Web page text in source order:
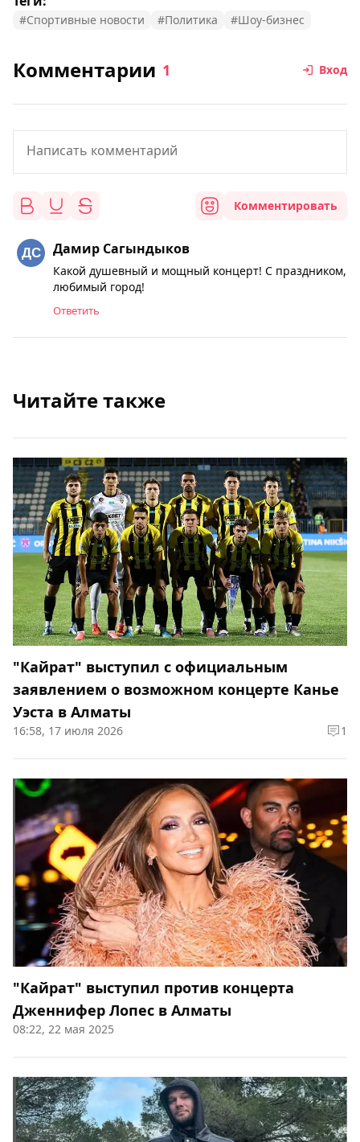
#Спортивные новости #Политика #Шоу-бизнес
Комментарии 1 Вход
Комментировать
Дамир Сагындыков
Какой душевный и мощный концерт! С праздником,
любимый город!
Ответить
Читайте также
"Кайрат" выступил с официальным
заявлением о возможном концерте Канье
Уэста в Алматы
16:58, 17 июля 2026 1
"Кайрат" выступил против концерта
Дженнифер Лопес в Алматы
08:22, 22 мая 2025